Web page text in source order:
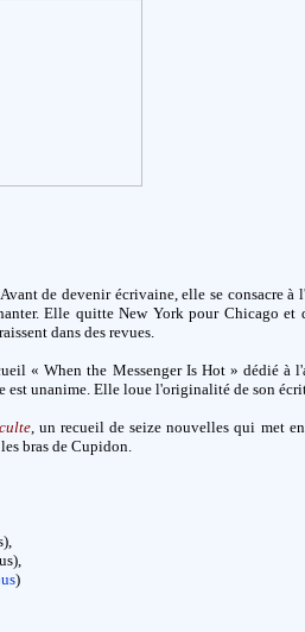
de devenir écrivaine, elle se consacre à
Elle quitte New York pour Chicago et
dans des revues.
« When the Messenger Is Hot » dédié à
est unanime. Elle loue l'originalité de son
, un recueil de seize nouvelles qui met
bras de Cupidon.
)